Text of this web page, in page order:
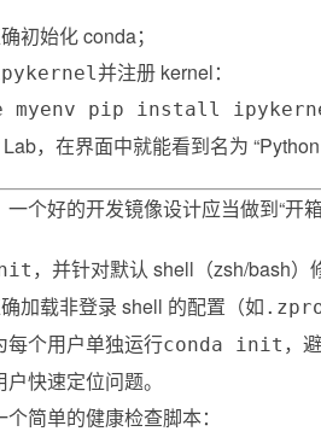
初始化 conda；
并注册 kernel：
myenv pip install
，在界面中就能看到名为
个好的开发镜像设计应当做到“
，并针对默认 shell（zsh/bash）
加载非登录 shell 的配置（如
每个用户单独运行conda init ，
快速定位问题。
简单的健康检查脚本：